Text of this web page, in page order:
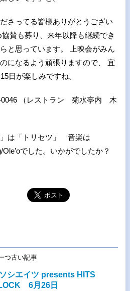
さってる皆様ありがとうござい
賛も募り、来年以降も継続でき
と思っています。 上映会がみん
になるよう頑張りますので、 宜
日が楽しみですね。
0046 （レストラン 菊水亭内 木
」は「トリセツ」 音楽は
でした。いかがでしたか？
つ古い記事
シエイツ presents HITS
6月26日